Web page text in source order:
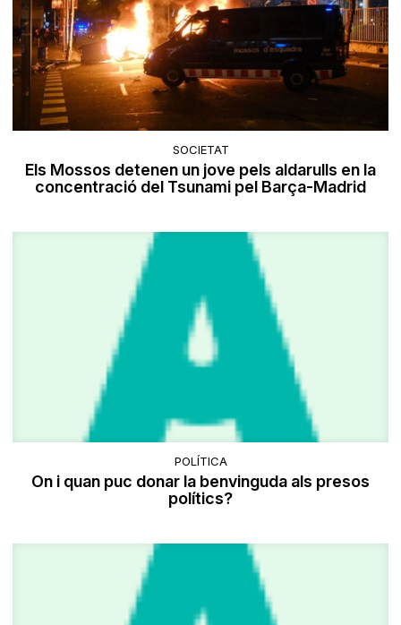
SOCIETAT
Els Mossos detenen un jove pels aldarulls en la
concentració del Tsunami pel Barça-Madrid
POLÍTICA
On i quan puc donar la benvinguda als presos
polítics?